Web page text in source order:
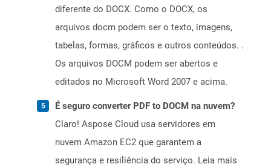
diferente do DOCX. Como o DOCX, os
arquivos docm podem ser o texto, imagens,
tabelas, formas, gráficos e outros conteúdos. .
Os arquivos DOCM podem ser abertos e
editados no Microsoft Word 2007 e acima.
É seguro converter PDF to DOCM na nuvem?
Claro! Aspose Cloud usa servidores em
nuvem Amazon EC2 que garantem a
segurança e resiliência do serviço. Leia mais